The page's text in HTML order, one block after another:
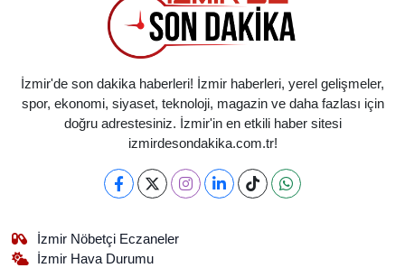
İzmir'de son dakika haberleri! İzmir haberleri, yerel gelişmeler,
spor, ekonomi, siyaset, teknoloji, magazin ve daha fazlası için
doğru adrestesiniz. İzmir'in en etkili haber sitesi
izmirdesondakika.com.tr!
İzmir Nöbetçi Eczaneler
İzmir Hava Durumu